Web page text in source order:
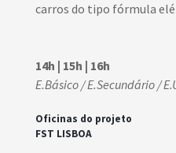
carros do tipo fórmula
14h | 15h | 16h
E.Básico / E.Secundário /
Oficinas do projeto
FST LISBOA